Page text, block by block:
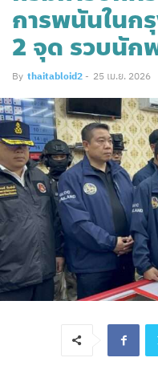
การพนันในก
2 จุด รวบนัก
By thaitabloid2 - 25 เม.ย. 2026